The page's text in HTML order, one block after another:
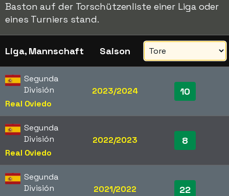
Baston auf der Torschützenliste einer Liga oder
eines Turniers stand.
Liga, Mannschaft Saison
Segunda
División
Real Oviedo
2023/2024 10
Segunda
División
Real Oviedo
2022/2023 8
Segunda
División
2021/2022 22